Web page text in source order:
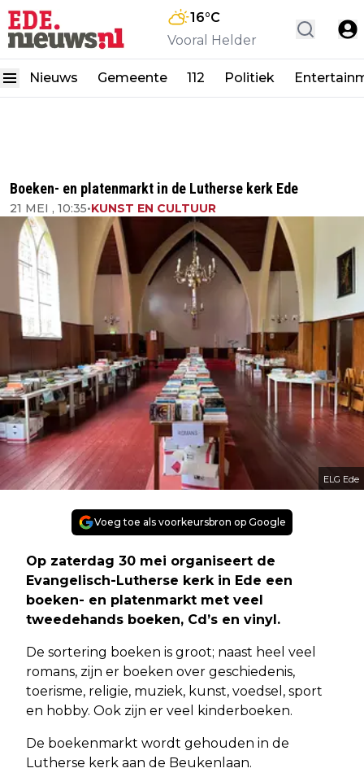
16°C
Vooral Helder
Nieuws Gemeente 112 Politiek
Boeken- en platenmarkt in de Lutherse kerk Ede
21 MEI , 10:35•KUNST EN CULTUUR
ELG Ede
Voeg toe als voorkeursbron op Google
Op zaterdag 30 mei organiseert de
Evangelisch-Lutherse kerk in Ede een
boeken- en platenmarkt met veel
tweedehands boeken, Cd’s en vinyl.
De sortering boeken is groot; naast heel veel
romans, zijn er boeken over geschiedenis,
toerisme, religie, muziek, kunst, voedsel, sport
en hobby. Ook zijn er veel kinderboeken.
De boekenmarkt wordt gehouden in de
Lutherse kerk aan de Beukenlaan.